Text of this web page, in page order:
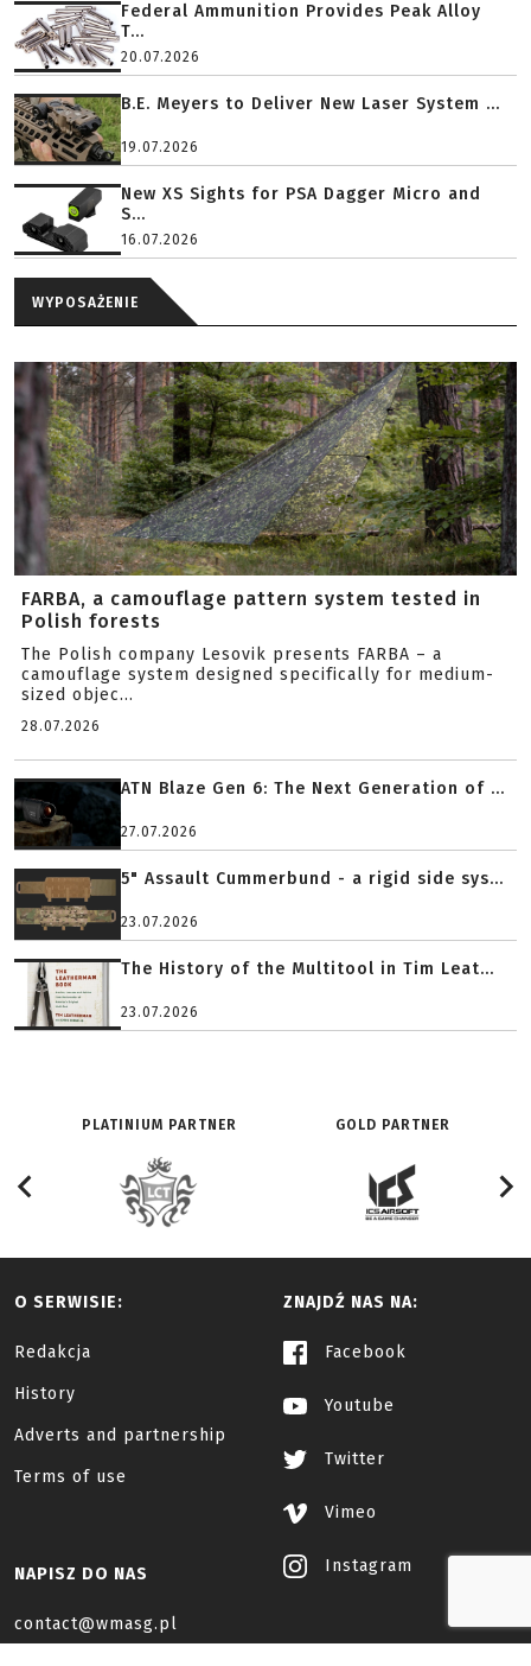
Federal Ammunition Provides Peak Alloy
T...
20.07.2026
B.E. Meyers to Deliver New Laser System ...
19.07.2026
New XS Sights for PSA Dagger Micro and
S...
16.07.2026
WYPOSAŻENIE
FARBA, a camouflage pattern system tested in
Polish forests
The Polish company Lesovik presents FARBA – a
camouflage system designed specifically for medium-
sized objec...
28.07.2026
ATN Blaze Gen 6: The Next Generation of ...
27.07.2026
5" Assault Cummerbund - a rigid side sys...
23.07.2026
The History of the Multitool in Tim Leat...
23.07.2026
PLATINIUM PARTNER GOLD PARTNER
O SERWISIE:
Redakcja
History
Adverts and partnership
Terms of use
ZNAJDŹ NAS NA:
Facebook
Youtube
Twitter
Vimeo
Instagram
NAPISZ DO NAS
contact@wmasg.pl